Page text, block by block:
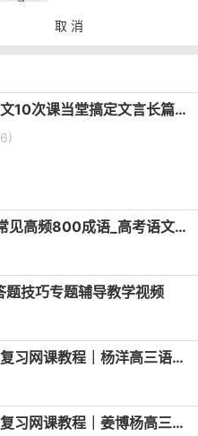
取 消
【视频】高考语文10次课当堂搞定文言长篇默写培训课程
【视频】10小时速记高中语文常见高频800成语_高考语文成语专题课
题技巧专题辅导教学视频
【视频】2027年高考语文一轮复习网课教程｜杨洋高三语文上学期暑假班视频教程
【视频】2027年高考语文一轮复习网课教程｜姜博杨高三语文上学期暑假班视频教程